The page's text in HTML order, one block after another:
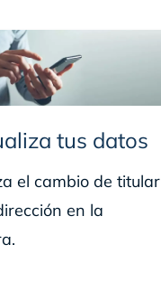
deVanti SA ESP
tus datos
el cambio de titular
en la